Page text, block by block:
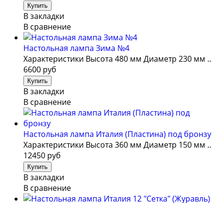
В закладки
В сравнение
Настольная лампа Зима №4
Характеристики Высота 480 мм Диаметр 230 мм ..
6600 руб
В закладки
В сравнение
Настольная лампа Италия (Пластина) под бронзу
Характеристики Высота 360 мм Диаметр 150 мм ..
12450 руб
В закладки
В сравнение